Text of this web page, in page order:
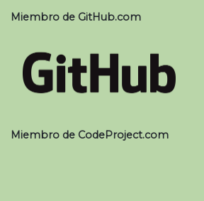
Miembro de GitHub.com
Miembro de CodeProject.com